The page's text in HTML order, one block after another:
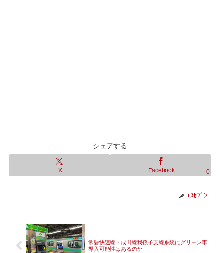
シェアする
X Facebook 0
ｴｽｾﾌﾞﾝ
常磐快速線・成田線我孫子支線系統にグリーン車
導入可能性はあるのか